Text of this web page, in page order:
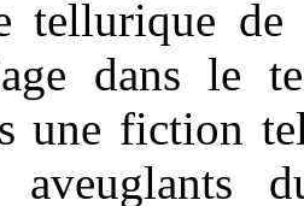
tellurique
dans le
une fiction
aveuglants